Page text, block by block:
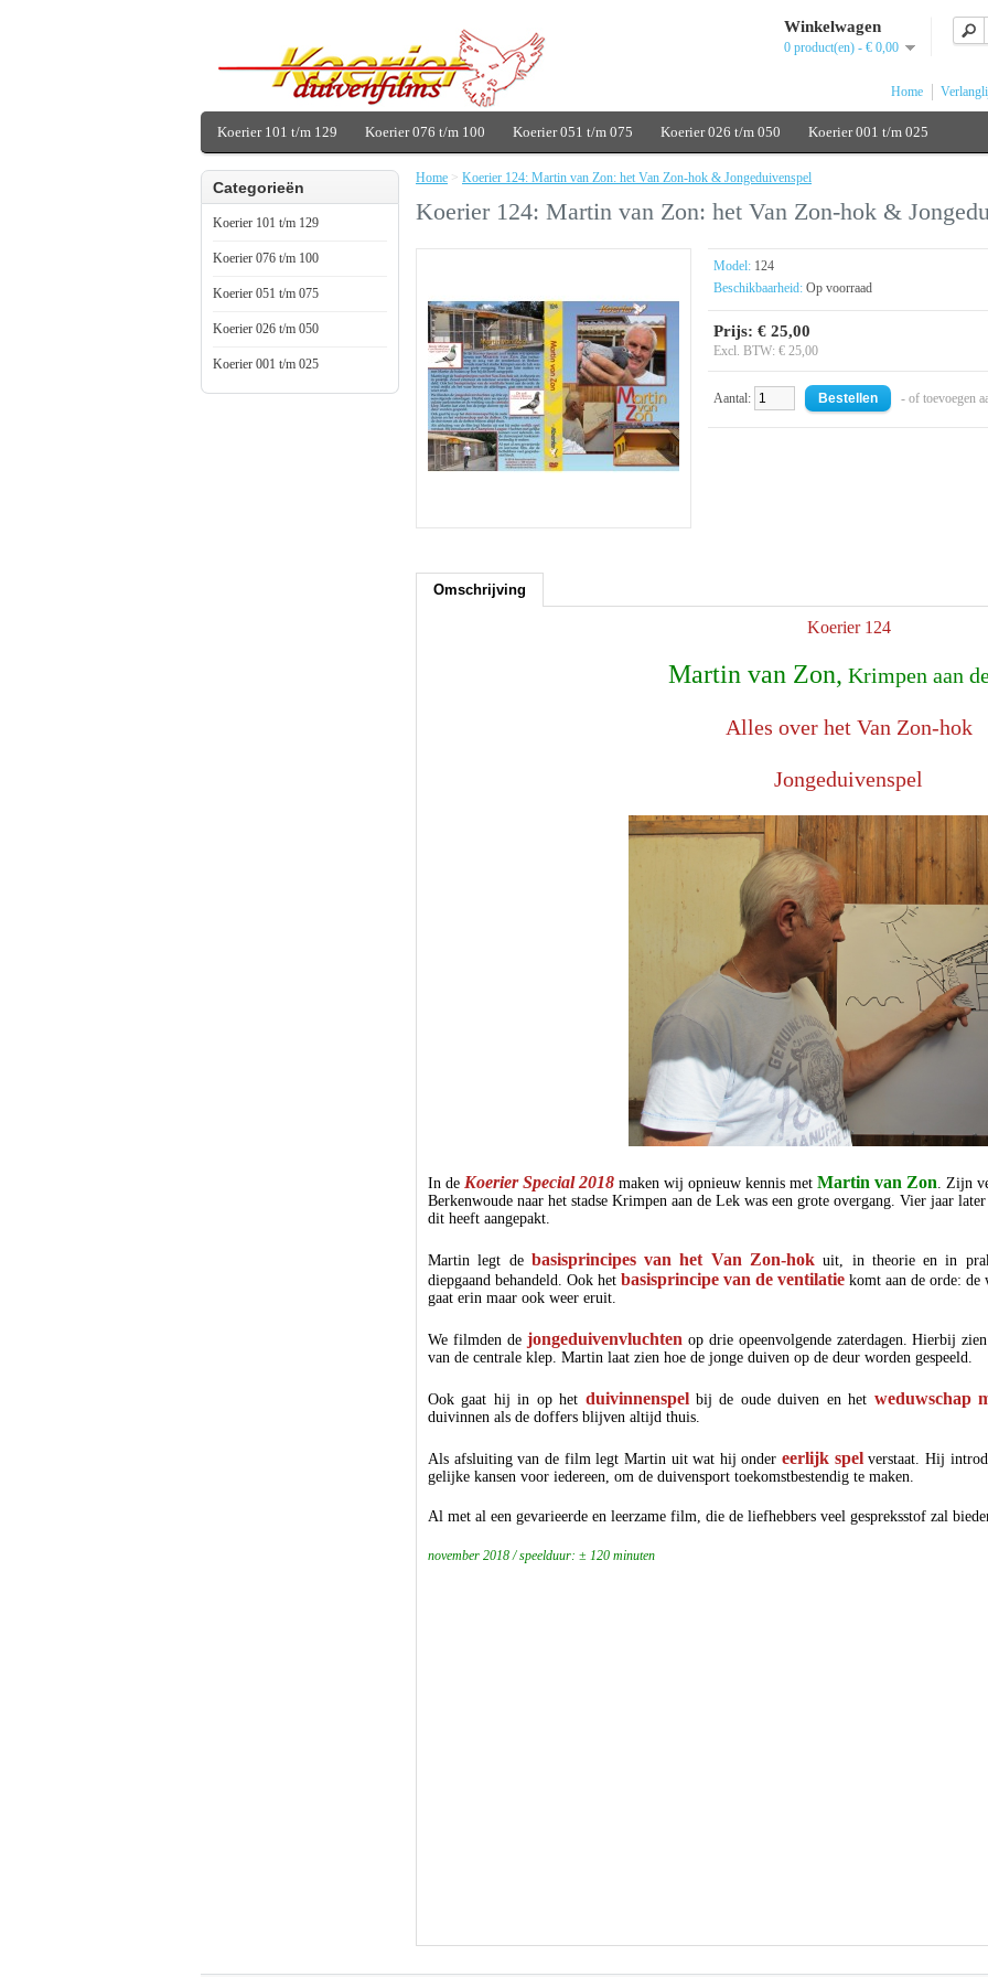
Winkelwagen
0 product(en) - € 0,00
Home
Koerier 101 t/m 129 Koerier 076 t/m 100 Koerier 051 t/m 075 Koerier 026 t/m 050 Koerier 001 t/m 025
Categorieën
Koerier 101 t/m 129
Koerier 076 t/m 100
Koerier 051 t/m 075
Koerier 026 t/m 050
Koerier 001 t/m 025
Home > Koerier 124: Martin van Zon: het Van Zon-hok & Jongeduivenspel
Koerier 124: Martin van Zon: het Van Zon-hok &
Model: 124
Beschikbaarheid: Op voorraad
Prijs: € 25,00
Excl. BTW: € 25,00
Aantal: - of toevoegen
Omschrijving
Koerier 124
Martin van Zon, Krimpen aan
Alles over het Van Zon-hok
Jongeduivenspel
In de Koerier Special 2018 maken wij opnieuw kennis met Martin van Zon. Zijn
Berkenwoude naar het stadse Krimpen aan de Lek was een grote overgang. Vier jaar
dit heeft aangepakt.
Martin legt de basisprincipes van het Van Zon-hokuit, in theorie en in
diepgaand behandeld. Ook het basisprincipe van de ventilatie komt aan de orde:
gaat erin maar ook weer eruit.
We filmden de jongeduivenvluchtenop drie opeenvolgende zaterdagen. Hierbij
van de centrale klep. Martin laat zien hoe de jonge duiven op de deur worden gespeeld.
Ook gaat hij in op het duivinnenspelbij de oude duiven en het weduwschap
duivinnen als de doffers blijven altijd thuis.
Als afsluiting van de film legt Martin uit wat hij ondereerlijk spelverstaat. Hij
gelijke kansen voor iedereen, om de duivensport toekomstbestendig te maken.
Al met al een gevarieerde en leerzame film, die de liefhebbers veel gespreksstof zal
november 2018 / speelduur: ± 120 minuten